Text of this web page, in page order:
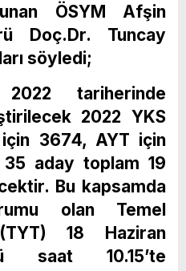
ÖSYM Afşin
Doç.Dr. Tuncay
söyledi;
tariherinde
2022 YKS
için 3674, AYT için
aday toplam 19
Bu kapsamda
olan Temel
18 Haziran
saat 10.15’te